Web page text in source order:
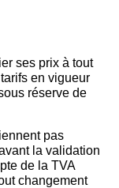
ses prix à tout
en vigueur
réserve de
pas
la validation
de la TVA
changement